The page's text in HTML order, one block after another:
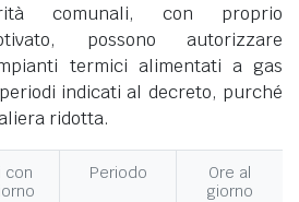
comunali, con proprio
possono autorizzare
termici alimentati a gas
indicati al decreto, purché
ridotta.
con
Periodo
Ore al
giorno